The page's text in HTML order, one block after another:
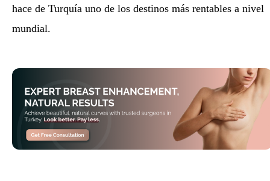
hace de Turquía uno de los destinos más rentables a nivel
mundial.